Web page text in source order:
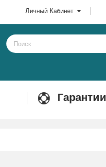
Личный Кабинет
Гарантии